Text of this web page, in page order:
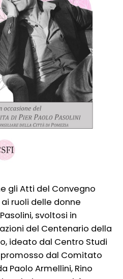
gli Atti del Convegno
ruoli delle donne
svoltosi in
del Centenario della
ideato dal Centro Studi
dal Comitato
Paolo Armellini, Rino